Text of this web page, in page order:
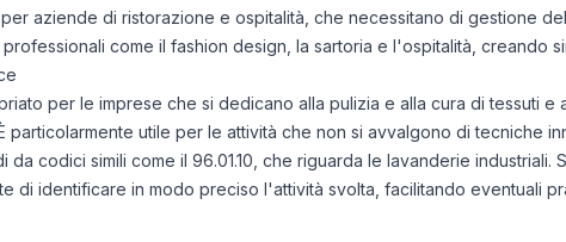
aziende di ristorazione e ospitalità, che necessitano di gestione
come il fashion design, la sartoria e l'ospitalità, creando
per le imprese che si dedicano alla pulizia e alla cura di tessuti e
particolarmente utile per le attività che non si avvalgono di tecniche
da codici simili come il 96.01.10, che riguarda le lavanderie industriali.
di identificare in modo preciso l'attività svolta, facilitando eventuali